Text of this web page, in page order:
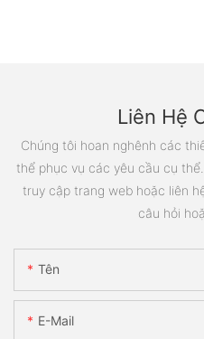
Liên Hệ
Chúng tôi hoan nghênh các
thể phục vụ các yêu cầu cụ
truy cập trang web hoặc liên
câu hỏi
Tên
E-Mail